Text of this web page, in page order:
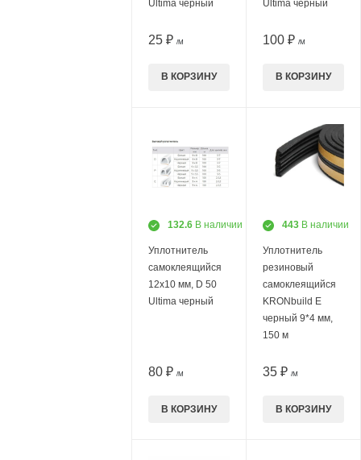
Ultima черный
25 ₽ /М
В КОРЗИНУ
Ultima черный
100 ₽ /М
В КОРЗИНУ
132.6 В наличии
Уплотнитель
самоклеящийся
12х10 мм, D 50
Ultima черный
80 ₽ /М
В КОРЗИНУ
443 В наличии
Уплотнитель
резиновый
самоклеящийся
KRONbuild E
черный 9*4 мм,
150 м
35 ₽ /М
В КОРЗИНУ